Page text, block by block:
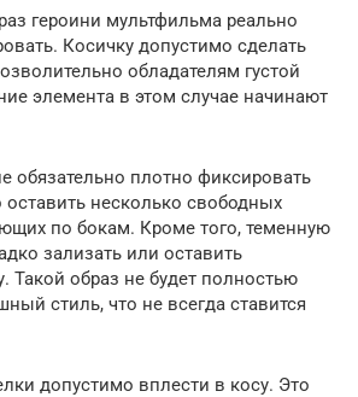
героини мультфильма реально
Косичку допустимо сделать
обладателям густой
элемента в этом случае начинают
обязательно плотно фиксировать
несколько свободных
по бокам. Кроме того, теменную
зализать или оставить
Такой образ не будет полностью
стиль, что не всегда ставится
допустимо вплести в косу. Это